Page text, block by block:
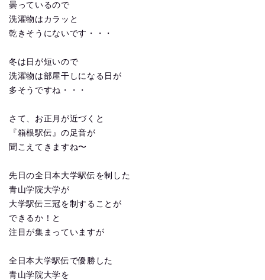
曇っているので
洗濯物はカラッと
乾きそうにないです・・・
冬は日が短いので
洗濯物は部屋干しになる日が
多そうですね・・・
さて、お正月が近づくと
『箱根駅伝』の足音が
聞こえてきますね〜
先日の全日本大学駅伝を制した
青山学院大学が
大学駅伝三冠を制することが
できるか！と
注目が集まっていますが
全日本大学駅伝で優勝した
青山学院大学を